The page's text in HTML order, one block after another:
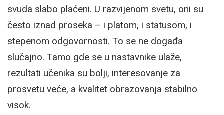
svuda slabo plaćeni. U razvijenom svetu, oni su
često iznad proseka – i platom, i statusom, i
stepenom odgovornosti. To se ne događa
slučajno. Tamo gde se u nastavnike ulaže,
rezultati učenika su bolji, interesovanje za
prosvetu veće, a kvalitet obrazovanja stabilno
visok.